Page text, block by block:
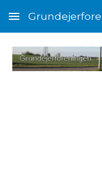
Skip to main content